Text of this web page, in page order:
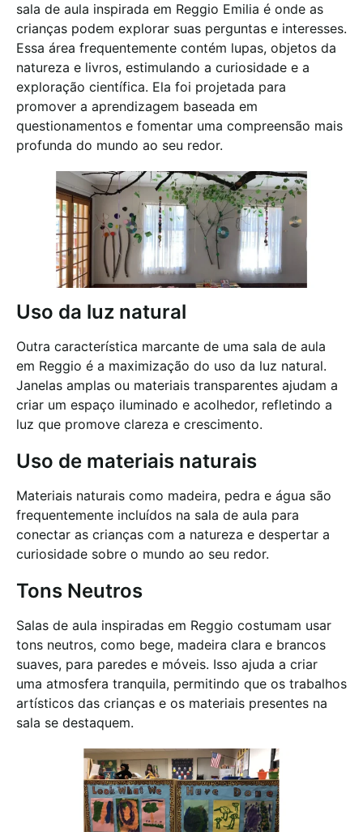
sala de aula inspirada em Reggio Emilia é onde as
crianças podem explorar suas perguntas e interesses.
Essa área frequentemente contém lupas, objetos da
natureza e livros, estimulando a curiosidade e a
exploração científica. Ela foi projetada para
promover a aprendizagem baseada em
questionamentos e fomentar uma compreensão mais
profunda do mundo ao seu redor.
Uso da luz natural
Outra característica marcante de uma sala de aula
em Reggio é a maximização do uso da luz natural.
Janelas amplas ou materiais transparentes ajudam a
criar um espaço iluminado e acolhedor, refletindo a
luz que promove clareza e crescimento.
Uso de materiais naturais
Materiais naturais como madeira, pedra e água são
frequentemente incluídos na sala de aula para
conectar as crianças com a natureza e despertar a
curiosidade sobre o mundo ao seu redor.
Tons Neutros
Salas de aula inspiradas em Reggio costumam usar
tons neutros, como bege, madeira clara e brancos
suaves, para paredes e móveis. Isso ajuda a criar
uma atmosfera tranquila, permitindo que os trabalhos
artísticos das crianças e os materiais presentes na
sala se destaquem.